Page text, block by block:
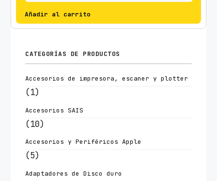
Añadir al carrito
CATEGORÍAS DE PRODUCTOS
Accesorios de impresora, escaner y plotter
(1)
Accesorios SAIS
(10)
Accesorios y Periféricos Apple
(5)
Adaptadores de Disco duro